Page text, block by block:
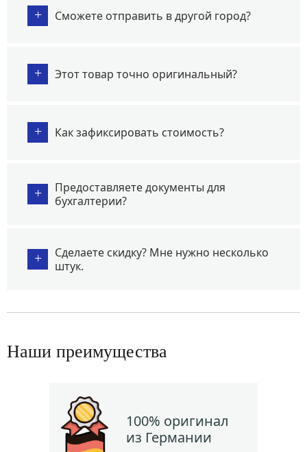
+ Сможете отправить в другой город?
+ Этот товар точно оригинальный?
+ Как зафиксировать стоимость?
+
Предоставляете документы для
бухгалтерии?
+
Сделаете скидку? Мне нужно несколько
штук.
Наши преимущества
100% оригинал
из Германии